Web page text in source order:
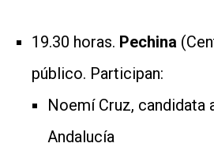
19.30 horas. Pechina
público. Participan:
Noemí Cruz, candidata
Andalucía